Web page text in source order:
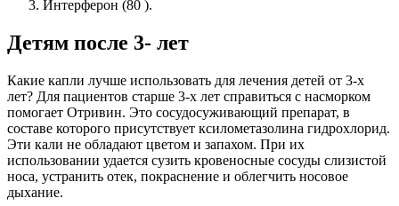
Интерферон (80 ).
Детям после 3- лет
Какие капли лучше использовать для лечения детей от 3-х
лет? Для пациентов старше 3-х лет справиться с насморком
помогает Отривин. Это сосудосуживающий препарат, в
составе которого присутствует ксилометазолина гидрохлорид.
Эти кали не обладают цветом и запахом. При их
использовании удается сузить кровеносные сосуды слизистой
носа, устранить отек, покраснение и облегчить носовое
дыхание.